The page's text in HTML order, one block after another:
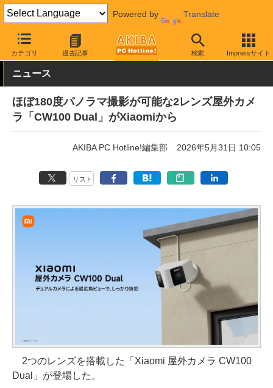
Powered by Translate
カテゴリ 過去記事 検索 Impressサイト
AKIBA PC Hotline! PC周辺機器 Web・ネットワークカメラ ネ
ニュース
ほぼ180度パノラマ撮影が可能な2レンズ屋外カメ
ラ「CW100 Dual」がXiaomiから
AKIBA PC Hotline!編集部 2026年5月31日 10:05
リスト
2つのレンズを搭載した「Xiaomi 屋外カメラ CW100
Dual」が登場した。